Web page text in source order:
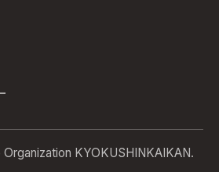
KYOKUSHINKAIKAN.